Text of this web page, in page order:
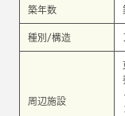
築年数
種別/構造
周辺施設